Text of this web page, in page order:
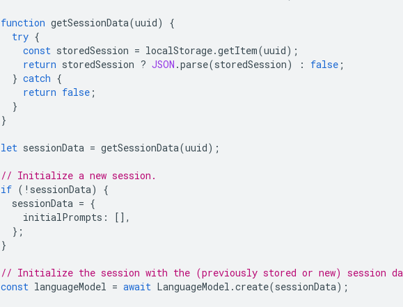
function getSessionData(uuid)
{
try {
const storedSession = localStorage.getItem(uuid);
return storedSession ? JSON .parse(storedSession) : false ;
} catch {
return false ;
}
}
let sessionData = getSessionData(uuid);
// Initialize a new session.
if ( ! sessionData)
{
sessionData = {
initialPrompts :
[],
};
}
// Initialize the session with the (previously stored or new) session
const languageModel = await LanguageModel .create(sessionData);